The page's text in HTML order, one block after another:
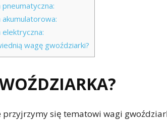
wagę gwoździarki?
się tematowi wagi